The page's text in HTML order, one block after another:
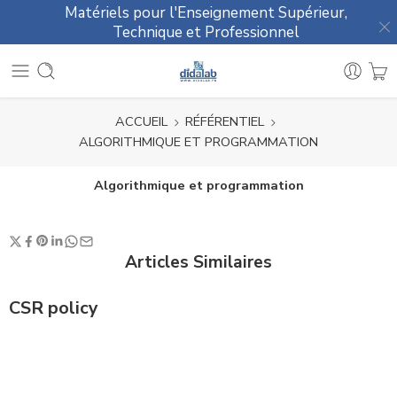
Matériels pour l'Enseignement Supérieur,
Technique et Professionnel
ACCUEIL
RÉFÉRENTIEL
ALGORITHMIQUE ET PROGRAMMATION
Algorithmique et programmation
Articles Similaires
CSR policy